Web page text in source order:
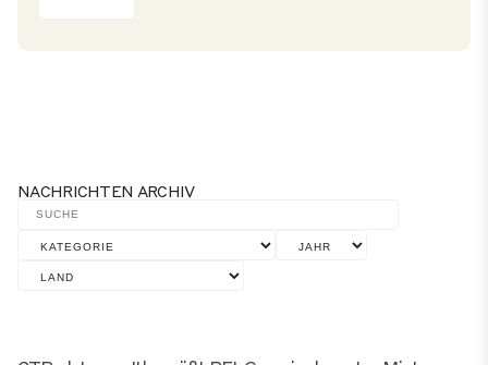
NACHRICHTEN ARCHIV